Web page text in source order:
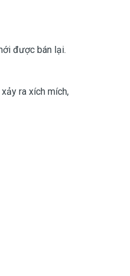
được bán lại.
ra xích mích,